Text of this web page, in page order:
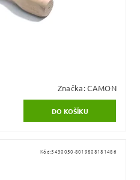
Značka:CAMON
Kód:5430050-8019808181486